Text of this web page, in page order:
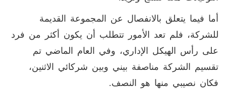
أما فيما يتعلق بالانفصال عن المجموعة القديمة
للشركة، فلم تعد الأمور تتطلب أن يكون أكثر من فرد
على رأس الهيكل الإداري، وفي العام الماضي تم
تقسيم الشركة مناصفة بيني وبين شركائي الاثنين،
فكان نصيبي منها هو النصف.